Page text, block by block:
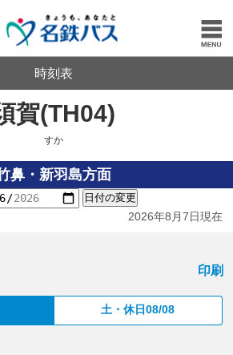
時刻表
賀(TH04)
すか
鼻・新羽島方面
日付の変更
2026年8月7日現在
印刷
土・休日08/08